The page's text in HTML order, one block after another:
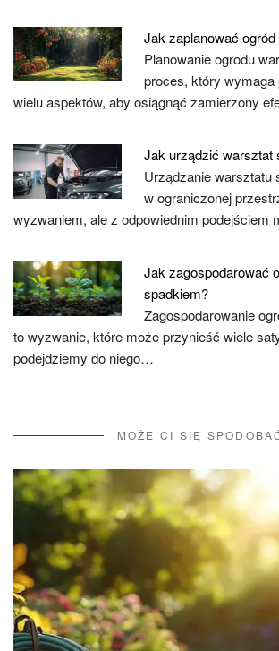
Jak zaplanować
Planowanie ogrodu
proces, który
wielu aspektów, aby osiągnąć zamierzony
Jak urządzić warsztat
Urządzanie warsztatu
w ograniczonej
wyzwaniem, ale z odpowiednim
Jak zagospodarować
spadkiem?
Zagospodarowanie
to wyzwanie, które może przynieść wiele
podejdziemy do niego…
MOŻE CI SIĘ